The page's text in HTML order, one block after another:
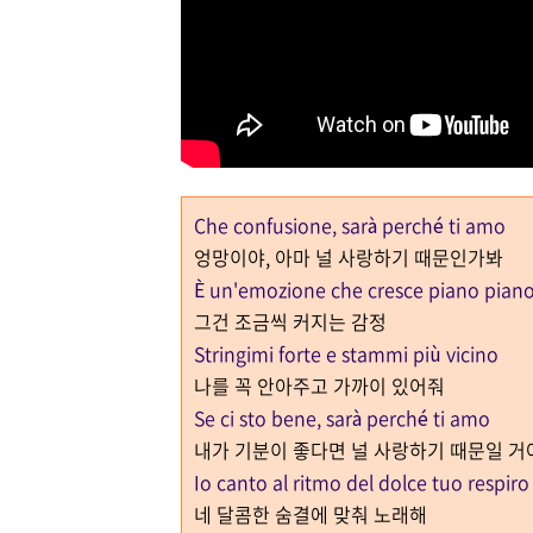
Che confusione, sarà perché ti amo
엉망이야, 아마 널 사랑하기 때문인가봐
È un'emozione che cresce piano
그건 조금씩 커지는 감정
Stringimi forte e stammi più vicino
나를 꼭 안아주고 가까이 있어줘
Se ci sto bene, sarà perché ti amo
내가 기분이 좋다면 널 사랑하기 때문일 거
Io canto al ritmo del dolce tuo respiro
네 달콤한 숨결에 맞춰 노래해